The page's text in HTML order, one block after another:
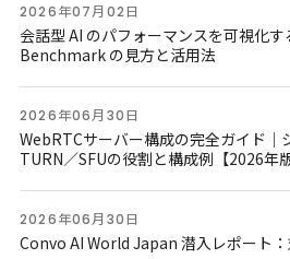
2026年07月02日
会話型 AI のパフォーマンスを可視化
Benchmark の見方と活用法
2026年06月30日
WebRTCサーバー構成の完全ガイド｜
TURN／SFUの役割と構成例【2026年版
2026年06月30日
Convo AI World Japan 潜入レポート